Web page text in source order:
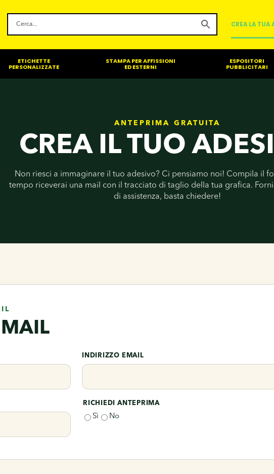
Cerca
CREA LA TUA
ETICHETTE
PERSONALIZZATE
STAMPA PER AFFISSIONI
ED ESTERNI
ESPOSITORI
PUBBLICITARI
ANTEPRIMA GRATUITA
CREA IL TUO
Non riesci a immaginare il tuo adesivo? Ci pensiamo noi! Compila il
tempo riceverai una mail con il tracciato di taglio della tua grafica.
di assistenza, basta chiedere!
INDIRIZZO EMAIL
RICHIEDI ANTEPRIMA
Sì No